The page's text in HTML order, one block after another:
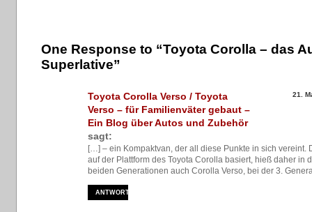
One Response to “Toyota Corolla – das
Superlative”
Toyota Corolla Verso / Toyota
Verso – für Familienväter gebaut –
Ein Blog über Autos und Zubehör
sagt:
21.
[…] – ein Kompaktvan, der all diese Punkte in sich vereint.
auf der Plattform des Toyota Corolla basiert, hieß daher in
beiden Generationen auch Corolla Verso, bei der 3.
ANTWORTEN